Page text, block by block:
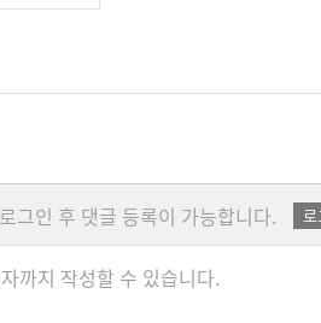
로그인 후 댓글 등록이 가능합니다.